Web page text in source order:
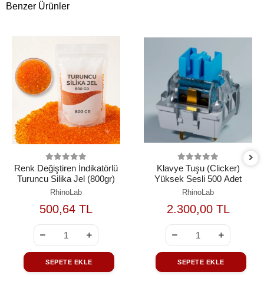
Benzer Ürünler
Renk Değiştiren İndikatörlü
Turuncu Silika Jel (800gr)
RhinoLab
500,64 TL
SEPETE EKLE
Klavye Tuşu (Clicker)
Yüksek Sesli 500 Adet
RhinoLab
2.300,00 TL
SEPETE EKLE